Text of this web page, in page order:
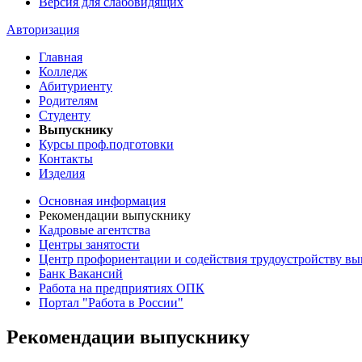
Авторизация
Главная
Колледж
Абитуриенту
Родителям
Студенту
Выпускнику
Курсы проф.подготовки
Контакты
Изделия
Основная информация
Рекомендации выпускнику
Кадровые агентства
Центры занятости
Центр профориентации и содействия трудоустройству
Банк Вакансий
Работа на предприятиях ОПК
Портал "Работа в России"
Рекомендации выпускнику